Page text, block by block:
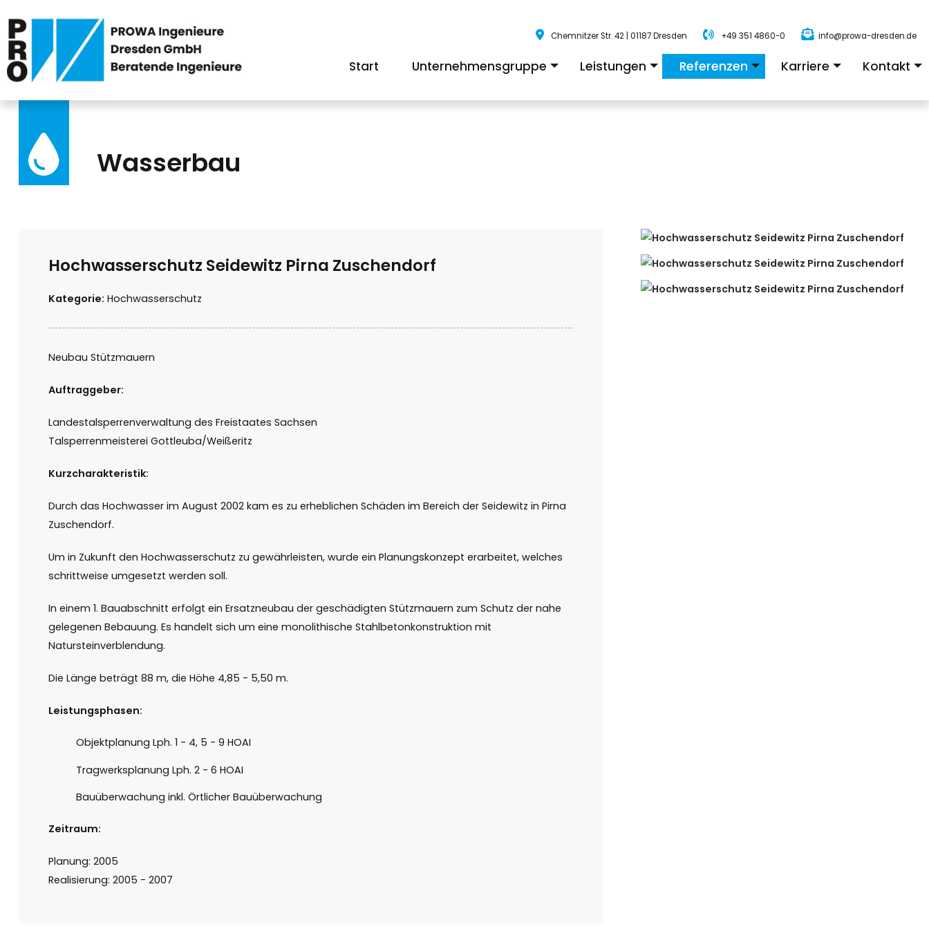
Chemnitzer Str. 42 | 01187 Dresden +49 351 4860-0 info@prowa-dresden.de
Start Unternehmensgruppe Leistungen Referenzen Karriere Kontakt
Wasserbau
Hochwasserschutz Seidewitz Pirna Zuschendorf
Kategorie: Hochwasserschutz
Neubau Stützmauern
Auftraggeber:
Landestalsperrenverwaltung des Freistaates Sachsen
Talsperrenmeisterei Gottleuba/Weißeritz
Kurzcharakteristik:
Durch das Hochwasser im August 2002 kam es zu erheblichen Schäden im Bereich der Seidewitz in Pirna
Zuschendorf.
Um in Zukunft den Hochwasserschutz zu ge­währleisten, wurde ein Planungskonzept erar­beitet, welches
schrittweise umgesetzt werden soll.
In einem 1. Bauabschnitt erfolgt ein Ersatzneu­bau der geschädigten Stützmauern zum Schutz der nahe
gelegenen Bebauung. Es handelt sich um eine monolithische Stahlbetonkonstruktion mit
Natursteinverblendung.
Die Länge beträgt 88 m, die Höhe 4,85 - 5,50 m.
Leistungsphasen:
Objektplanung Lph. 1 - 4, 5 - 9 HOAI
Tragwerksplanung Lph. 2 - 6 HOAI
Bauüberwachung inkl. Örtlicher Bauüberwachung
Zeitraum:
Planung: 2005
Realisierung: 2005 - 2007